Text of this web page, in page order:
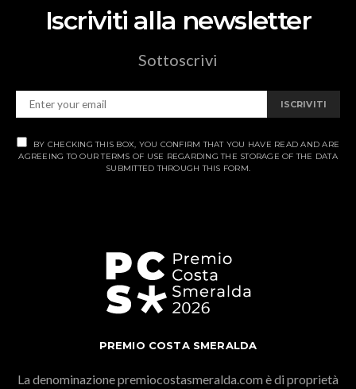
Iscriviti alla newsletter
Sottoscrivi
ISCRIVITI
BY CHECKING THIS BOX, YOU CONFIRM THAT YOU HAVE READ AND ARE
AGREEING TO OUR TERMS OF USE REGARDING THE STORAGE OF THE DATA
SUBMITTED THROUGH THIS FORM.
PREMIO COSTA SMERALDA
La denominazione premiocostasmeralda.com è di proprietà